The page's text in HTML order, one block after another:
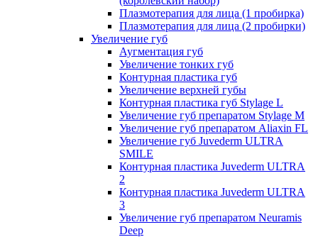
Плазмотерапия для лица (1 пробирка)
Плазмотерапия для лица (2 пробирки)
Увеличение губ
Аугментация губ
Увеличение тонких губ
Контурная пластика губ
Увеличение верхней губы
Контурная пластика губ Stylage L
Увеличение губ препаратом Stylage M
Увеличение губ препаратом Aliaxin FL
Увеличение губ Juvederm ULTRA
SMILE
Контурная пластика Juvederm ULTRA
2
Контурная пластика Juvederm ULTRA
3
Увеличение губ препаратом Neuramis
Deep